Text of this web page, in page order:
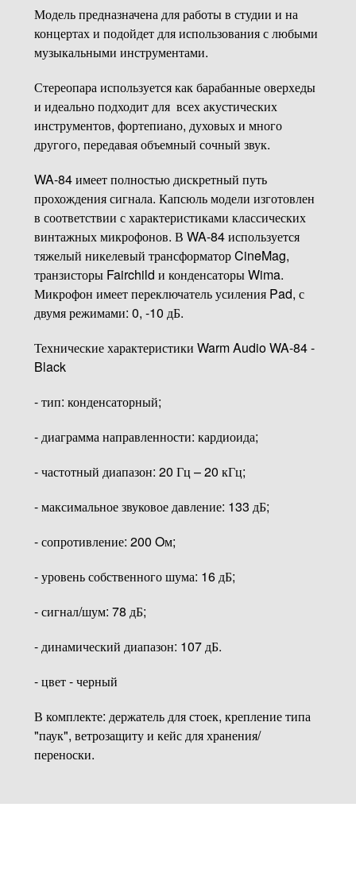
Модель предназначена для работы в студии и на
концертах и подойдет для использования с любыми
музыкальными инструментами.
Стереопара используется как барабанные оверхеды
и идеально подходит для всех акустических
инструментов, фортепиано, духовых и много
другого, передавая объемный сочный звук.
WA-84 имеет полностью дискретный путь
прохождения сигнала. Капсюль модели изготовлен
в соответствии с характеристиками классических
винтажных микрофонов. В WA-84 используется
тяжелый никелевый трансформатор CineMag,
транзисторы Fairchild и конденсаторы Wima.
Микрофон имеет переключатель усиления Pad, с
двумя режимами: 0, -10 дБ.
Технические характеристики Warm Audio WA-84 -
Black
- тип: конденсаторный;
- диаграмма направленности: кардиоида;
- частотный диапазон: 20 Гц – 20 кГц;
- максимальное звуковое давление: 133 дБ;
- сопротивление: 200 Oм;
- уровень собственного шума: 16 дБ;
- сигнал/шум: 78 дБ;
- динамический диапазон: 107 дБ.
- цвет - черный
В комплекте: держатель для стоек, крепление типа
"паук", ветрозащиту и кейс для хранения/
переноски.